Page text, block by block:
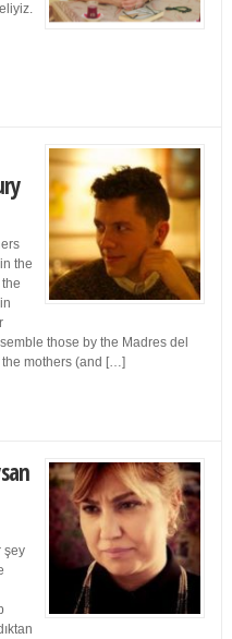
the
those by the Madres del
the mothers (and […]
şey